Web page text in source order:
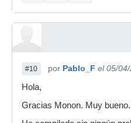
#10 por Pablo_F el 05/
Hola,
Gracias Monon. Muy bueno.